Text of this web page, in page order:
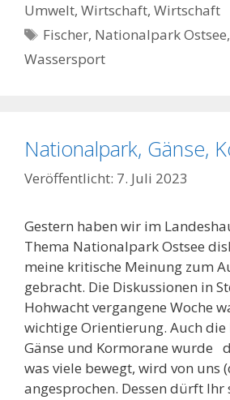
Umwelt, Wirtschaft, Wirtschaft
Schlagwörter
Fischer, Nationalpark Ostsee
Wassersport
Nationalpark, Gänse,
7. Juli 2023
Gestern haben wir im
Thema Nationalpark Ostsee
meine kritische Meinung zum
gebracht. Die Diskussionen in
Hohwacht vergangene Woche
wichtige Orientierung. Auch
Gänse und Kormorane wurde
was viele bewegt, wird von uns
angesprochen. Dessen dürft Ihr